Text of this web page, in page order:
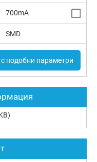
700mA
SMD
подобни параметри